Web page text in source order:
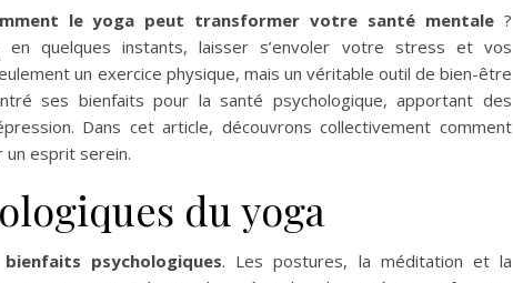
le yoga peut transformer votre santé mentale ?
quelques instants, laisser s’envoler votre stress et vos
un exercice physique, mais un véritable outil de bien-être
ses bienfaits pour la santé psychologique, apportant des
Dans cet article, découvrons collectivement comment
esprit serein.
du yoga
bienfaits psychologiques. Les postures, la méditation et la